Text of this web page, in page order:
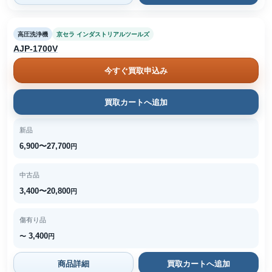
高圧洗浄機 京セラ インダストリアルツールズ
AJP-1700V
今すぐ買取申込み
買取カートへ追加
新品
6,900〜27,700円
中古品
3,400〜20,800円
傷有り品
〜 3,400円
商品詳細 買取カートへ追加